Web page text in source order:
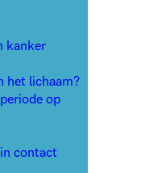
kanker
het lichaam?
op
contact